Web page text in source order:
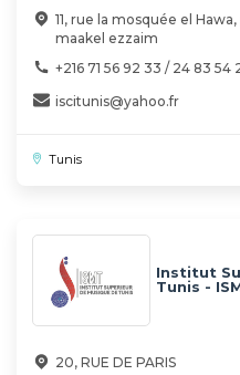
11, rue la mosquée el Hawa,
maakel ezzaim
+216 71 56 92 33 / 24 83 54
iscitunis@yahoo.fr
Tunis
Institut
Tunis -
20, RUE DE PARIS